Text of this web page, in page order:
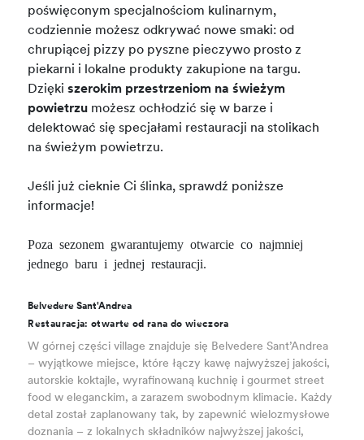
poświęconym specjalnościom kulinarnym,
codziennie możesz odkrywać nowe smaki: od
chrupiącej pizzy po pyszne pieczywo prosto z
piekarni i lokalne produkty zakupione na targu.
Dziękiszerokim przestrzeniom na świeżym
powietrzu możesz ochłodzić się w barze i
delektować się specjałami restauracji na stolikach
na świeżym powietrzu.
Jeśli już cieknie Ci ślinka, sprawdź poniższe
informacje!
Poza sezonem gwarantujemy otwarcie co najmniej
jednego baru i jednej restauracji.
Belvedere Sant'Andrea
Restauracja: otwarte od rana do wieczora
W górnej części village znajduje się Belvedere Sant’Andrea
– wyjątkowe miejsce, które łączy kawę najwyższej jakości,
autorskie koktajle, wyrafinowaną kuchnię i gourmet street
food w eleganckim, a zarazem swobodnym klimacie. Każdy
detal został zaplanowany tak, by zapewnić wielozmysłowe
doznania – z lokalnych składników najwyższej jakości,